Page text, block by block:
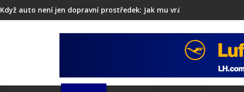
Když auto není jen dopravní prostředek: Jak mu vrátit lesk i